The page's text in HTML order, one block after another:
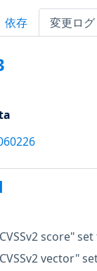
依存 変更ログ
score"
vector"